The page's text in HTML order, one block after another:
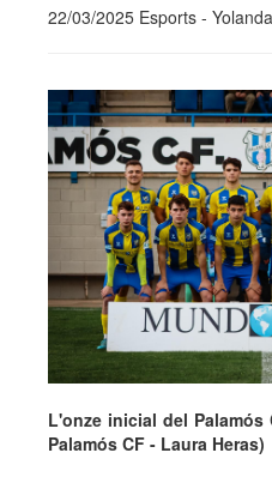
22/03/2025 Esports -
L'onze inicial del
Palamós CF - Laura Heras)